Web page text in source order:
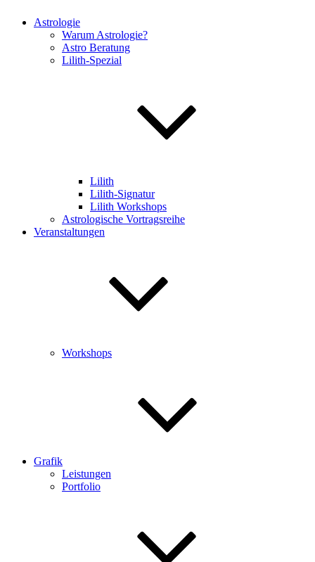
Astrologie
Warum Astrologie?
Astro Beratung
Lilith-Spezial
Lilith
Lilith-Signatur
Lilith Workshops
Astrologische Vortragsreihe
Veranstaltungen
Workshops
Grafik
Leistungen
Portfolio